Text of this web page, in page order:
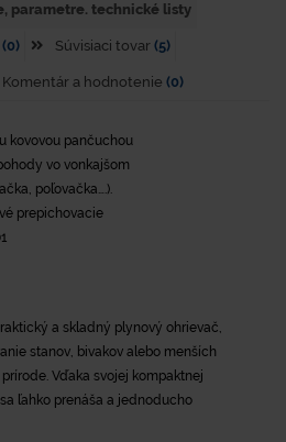
parametre. technické listy
(0) Súvisiaci tovar (5)
Komentár a hodnotenie (0)
kovovou pančuchou
vo vonkajšom
poľovačka….).
prepichovacie
a skladný plynový ohrievač,
stanov, bivakov alebo menších
Vďaka svojej kompaktnej
ľahko prenáša a jednoducho